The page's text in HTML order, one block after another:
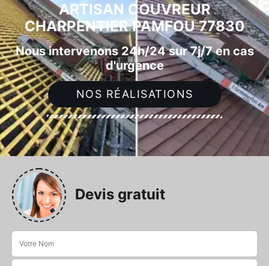
ARTISAN COUVREUR
CHARPENTIER PAMFOU 77830
Nous intervenons 24h/24 sur 7j/7 en cas
d'urgence
NOS RÉALISATIONS
Devis gratuit